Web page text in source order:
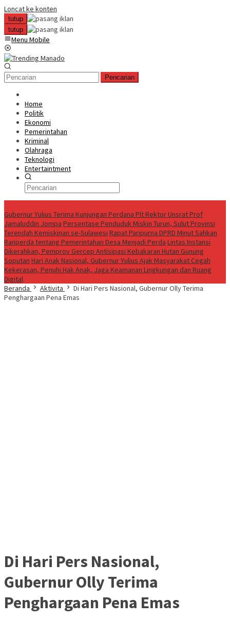
Loncat ke konten
tutup
tutup
Menu Mobile
Pencarian
Home
Politik
Ekonomi
Pemerintahan
Kriminal
Olahraga
Teknologi
Entertaintment
Gubernur Yulius Terima Kunjungan Perdana Plt Rektor Unsrat Prof
Jamaluddin Jompa Persentase Penduduk Miskin Turun, Sulut Provinsi
Terendah Kemiskinan se-Sulawesi Rapat Paripurna DPRD Minut Sahkan
Ranperda tentang Pemerintahan Desa Menjadi Perda Lintas Instansi
Dikerahkan, Pemprov Gercep Antisipasi Kebakaran Hutan Gunung
Soputan Hari Anak Nasional, Gubernur Yulius Ajak Masyarakat Cegah
Kekerasan, Penuhi Hak Anak, Jaga Keamanan Lingkungan dan Ruang
Digital
Beranda
Aktivita
Di Hari Pers Nasional, Gubernur Olly Terima
Penghargaan Pena Emas
Di Hari Pers Nasional,
Gubernur Olly Terima
Penghargaan Pena Emas